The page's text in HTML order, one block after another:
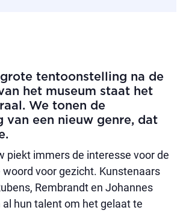
grote tentoonstelling na de
het museum staat het
We tonen de
van een nieuw genre, dat
piekt immers de interesse voor de
voor gezicht. Kunstenaars
Rembrandt en Johannes
hun talent om het gelaat te